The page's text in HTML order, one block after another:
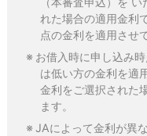
れた場合の適用金利
点の金利を適用させ
お借入時に申し込み
は低い方の金利を適
金利をご選択された
ます。
JAによって金利が異